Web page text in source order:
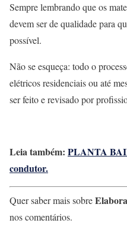
Sempre lembrando que os
devem ser de qualidade para
possível.
Não se esqueça: todo o
elétricos residenciais ou até
ser feito e revisado por
Leia também: PLANTA
condutor.
Quer saber mais sobre
nos comentários.